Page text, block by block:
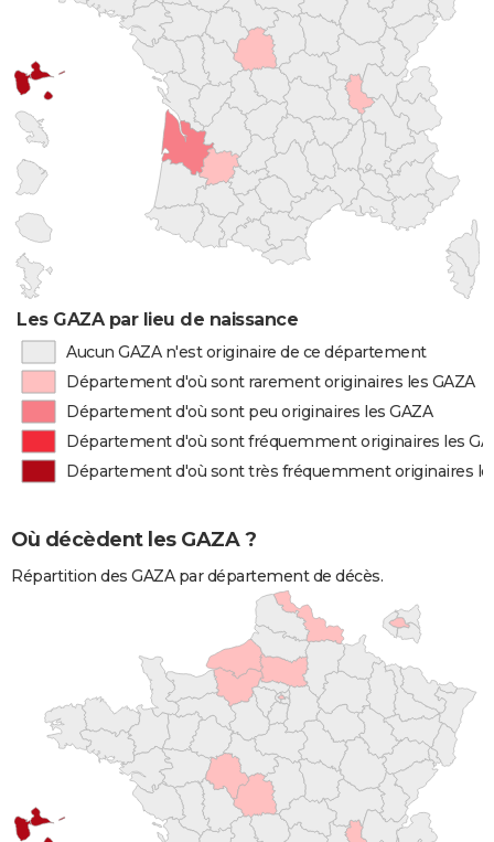
Les GAZA par lieu de naissance
Aucun GAZA n'est originaire de ce département
Département d'où sont rarement originaires les GAZA
Département d'où sont peu originaires les GAZA
Département d'où sont fréquemment originaires les
Département d'où sont très fréquemment originaires
Où décèdent les GAZA ?
Répartition des GAZA par département de décès.